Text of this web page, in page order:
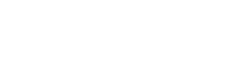
сена или соломы в рулоны.
перевозки.
тралы, гарантируя